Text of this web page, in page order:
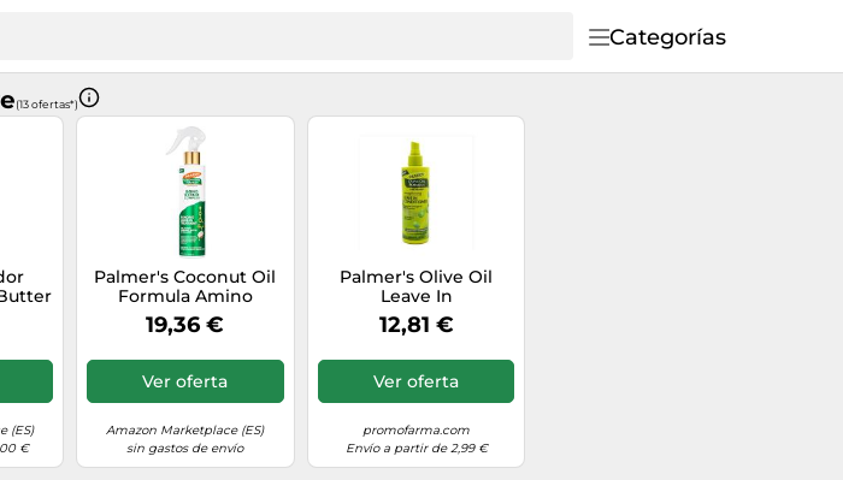
Categorías
(13 ofertas*)
(ES)
€
Palmer's Coconut Oil
Formula Amino
Bonding Complex
Bonding Leave-in
19,36 €
Ver oferta
Amazon Marketplace (ES)
sin gastos de envío
Palmer's Olive Oil
Leave In
Acondicionador 250
ml
12,81 €
Ver oferta
promofarma.com
Envío a partir de 2,99 €